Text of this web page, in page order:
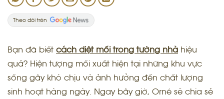
Theo dõi trên
Bạn đã biết cách diệt mối trong tường nhà hiệu
quả? Hiện tượng mối xuất hiện tại những khu vực
sống gây khó chịu và ảnh hưởng đến chất lượng
sinh hoạt hàng ngày. Ngay bây giờ, Orné sẽ chia sẻ